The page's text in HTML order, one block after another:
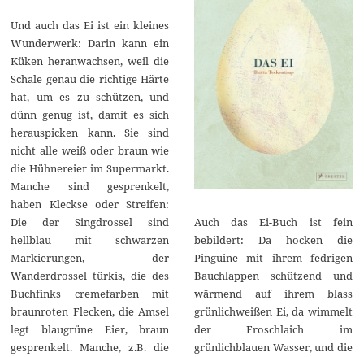
Und auch das Ei ist ein kleines
Wunderwerk: Darin kann ein
Küken heranwachsen, weil die
Schale genau die richtige Härte
hat, um es zu schützen, und
dünn genug ist, damit es sich
herauspicken kann. Sie sind
nicht alle weiß oder braun wie
die Hühnereier im Supermarkt.
Manche sind gesprenkelt,
haben Kleckse oder Streifen:
Die der Singdrossel sind
hellblau mit schwarzen
Markierungen, der
Wanderdrossel türkis, die des
Buchfinks cremefarben mit
braunroten Flecken, die Amsel
legt blaugrüne Eier, braun
gesprenkelt. Manche, z.B. die
Auch das Ei-Buch ist fein
bebildert: Da hocken die
Pinguine mit ihrem fedrigen
Bauchlappen schützend und
wärmend auf ihrem blass
grünlichweißen Ei, da wimmelt
der Froschlaich im
grünlichblauen Wasser, und die